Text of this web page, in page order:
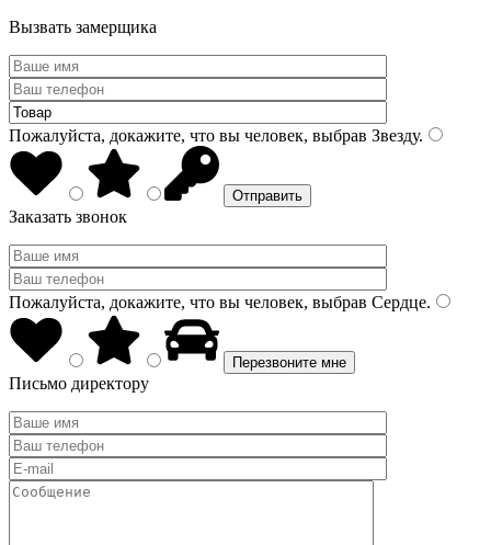
Вызвать замерщика
Пожалуйста, докажите, что вы человек, выбрав Звезду.
Заказать звонок
Пожалуйста, докажите, что вы человек, выбрав Сердце.
Письмо директору